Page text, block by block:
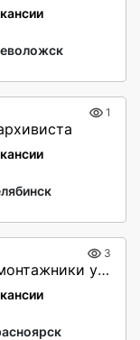
1
3
Требуются монтажники утепления чердачного помещения